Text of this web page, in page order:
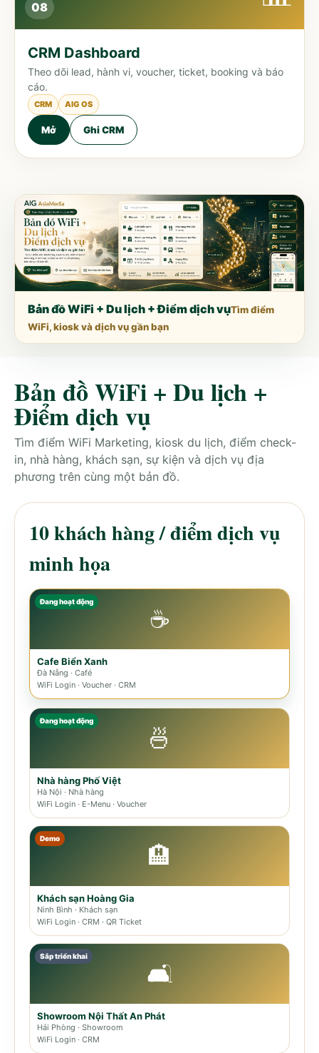
08
CRM Dashboard
Theo dõi lead, hành vi, voucher, ticket, booking và báo
cáo.
CRM AIG OS
Mở Ghi CRM
Bản đồ WiFi + Du lịch + Điểm dịch vụTìm điểm
WiFi, kiosk và dịch vụ gần bạn
Bản đồ WiFi + Du lịch +
Điểm dịch vụ
Tìm điểm WiFi Marketing, kiosk du lịch, điểm check-
in, nhà hàng, khách sạn, sự kiện và dịch vụ địa
phương trên cùng một bản đồ.
10 khách hàng / điểm dịch vụ
minh họa
Đang hoạt động
☕
Cafe Biển Xanh
Đà Nẵng · Café
WiFi Login · Voucher · CRM
Đang hoạt động
🍜
Nhà hàng Phố Việt
Hà Nội · Nhà hàng
WiFi Login · E-Menu · Voucher
Demo
🏨
Khách sạn Hoàng Gia
Ninh Bình · Khách sạn
WiFi Login · CRM · QR Ticket
Sắp triển khai
🛋️
Showroom Nội Thất An Phát
Hải Phòng · Showroom
WiFi Login · CRM